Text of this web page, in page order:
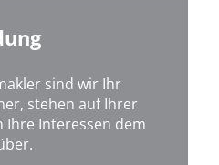
sind wir Ihr
stehen auf Ihrer
Ihre Interessen dem